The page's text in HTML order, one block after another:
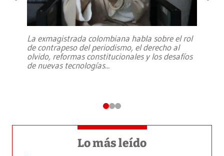
La exmagistrada colombiana habla sobre el rol
de contrapeso del periodismo, el derecho al
olvido, reformas constitucionales y los desafíos
de nuevas tecnologías...
Lo más leído